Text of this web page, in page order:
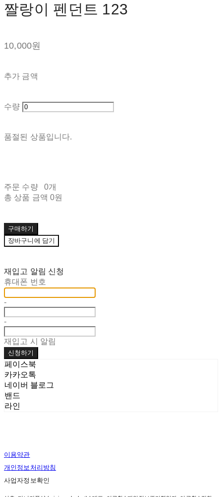
짤랑이 펜던트 123
10,000원
추가 금액
수량
품절된 상품입니다.
주문 수량
0개
총 상품 금액 0원
구매하기
장바구니에 담기
재입고 알림 신청
휴대폰 번호
-
-
재입고 시 알림
신청하기
페이스북
카카오톡
네이버 블로그
밴드
라인
이용약관
개인정보처리방침
사업자정보확인